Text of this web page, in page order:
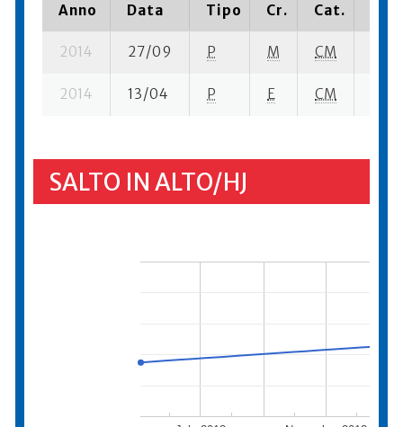
Anno Data Tipo Cr. Cat.
2014 27/09 P M CM
2014 13/04 P E CM
SALTO IN ALTO/HJ